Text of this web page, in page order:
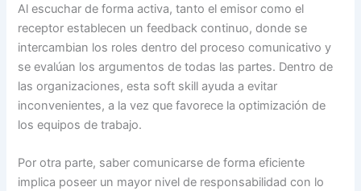
Al escuchar de forma activa, tanto el emisor como el
receptor establecen un feedback continuo, donde se
intercambian los roles dentro del proceso comunicativo y
se evalúan los argumentos de todas las partes. Dentro de
las organizaciones, esta soft skill ayuda a evitar
inconvenientes, a la vez que favorece la optimización de
los equipos de trabajo.
Por otra parte, saber comunicarse de forma eficiente
implica poseer un mayor nivel de responsabilidad con lo